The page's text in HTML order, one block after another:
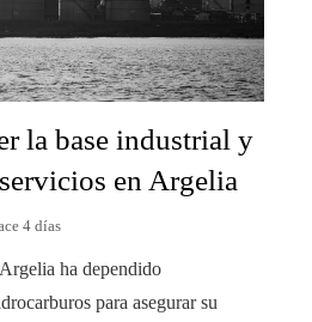
la base industrial y
en Argelia
4 días
ha dependido
para asegurar su